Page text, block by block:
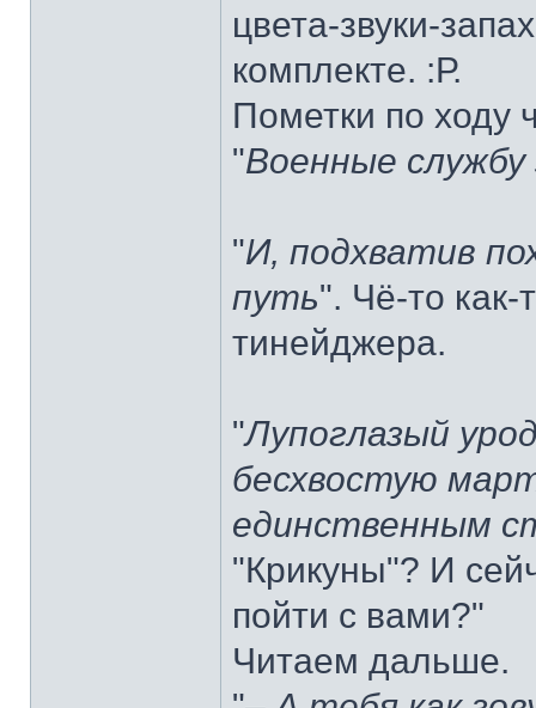
цвета-звуки-
комплекте. :Р.
Пометки по ходу
"Военные службу
"И, подхватив
путь". Чё-то как-
тинейджера.
"Лупоглазый
бесхвостую
единственным
"Крикуны"? И
пойти с вами?"
Читаем дальше.